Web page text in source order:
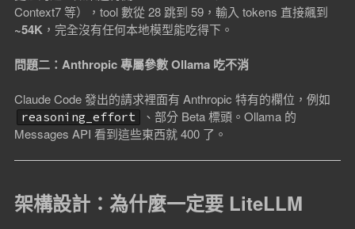
Context7 等），tool 數從 28 跳到 59，輸入 tokens 直接飆到
~54K ，完全沒有任何本地模型能吃得下。
問題二：Anthropic 專屬參數 Ollama 吃不消
Claude Code 發出的請求裡面有 Anthropic 特有的欄位，例如
reasoning_effort
、部分 Beta 標頭。Ollama 的
Messages API 看到這些東西就 400 了。
架構設計：為什麼一定要 LiteLLM